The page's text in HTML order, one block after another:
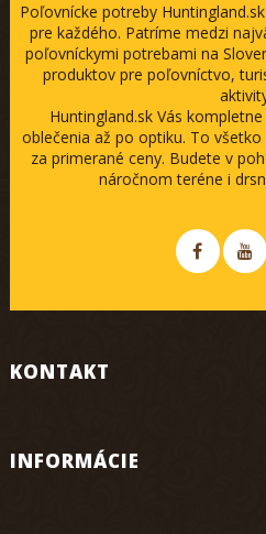
Poľovnícke potreby
pre každého. Patríme medzi
poľovníckymi potrebami na
produktov pre poľovníctvo,
Huntingland.sk Vás
oblečenia až po optiku. To
za primerané ceny. Budete v
náročnom teréne i
KONTAKT
INFORMÁCIE